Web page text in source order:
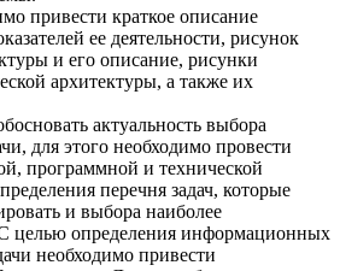
привести краткое описание
ее деятельности, рисунок
и его описание, рисунки
архитектуры, а также их
актуальность выбора
для этого необходимо провести
программной и технической
перечня задач, которые
и выбора наиболее
целью определения информационных
необходимо привести